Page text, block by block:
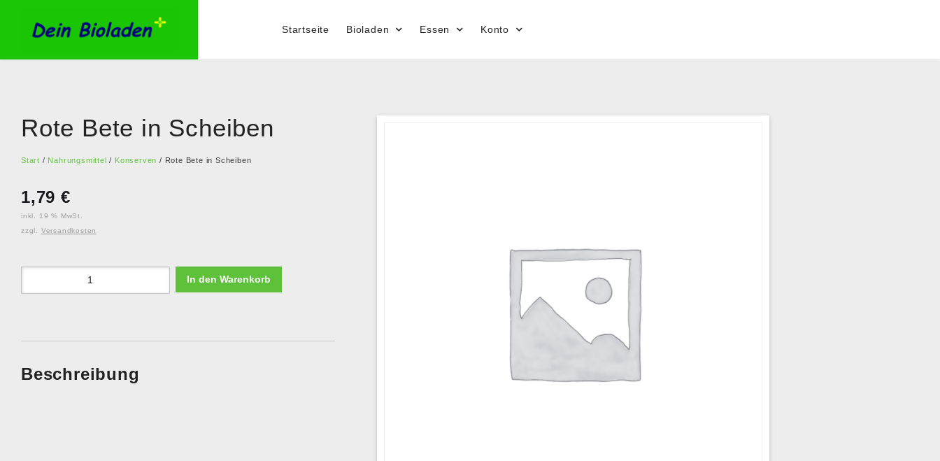
Startseite Bioladen Essen Konto
Rote Bete in Scheiben
Start / Nahrungsmittel / Konserven / Rote Bete in Scheiben
1,79 €
inkl. 19 % MwSt.
zzgl. Versandkosten
In den Warenkorb
Beschreibung